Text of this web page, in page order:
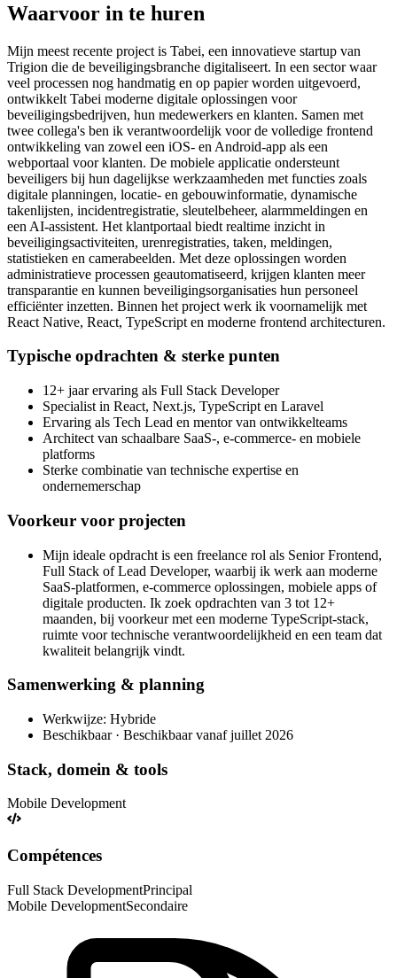
Waarvoor in te huren
Mijn meest recente project is Tabei, een innovatieve startup van
Trigion die de beveiligingsbranche digitaliseert. In een sector waar
veel processen nog handmatig en op papier worden uitgevoerd,
ontwikkelt Tabei moderne digitale oplossingen voor
beveiligingsbedrijven, hun medewerkers en klanten. Samen met
twee collega's ben ik verantwoordelijk voor de volledige frontend
ontwikkeling van zowel een iOS- en Android-app als een
webportaal voor klanten. De mobiele applicatie ondersteunt
beveiligers bij hun dagelijkse werkzaamheden met functies zoals
digitale planningen, locatie- en gebouwinformatie, dynamische
takenlijsten, incidentregistratie, sleutelbeheer, alarmmeldingen en
een AI-assistent. Het klantportaal biedt realtime inzicht in
beveiligingsactiviteiten, urenregistraties, taken, meldingen,
statistieken en camerabeelden. Met deze oplossingen worden
administratieve processen geautomatiseerd, krijgen klanten meer
transparantie en kunnen beveiligingsorganisaties hun personeel
efficiënter inzetten. Binnen het project werk ik voornamelijk met
React Native, React, TypeScript en moderne frontend architecturen.
Typische opdrachten & sterke punten
12+ jaar ervaring als Full Stack Developer
Specialist in React, Next.js, TypeScript en Laravel
Ervaring als Tech Lead en mentor van ontwikkelteams
Architect van schaalbare SaaS-, e-commerce- en mobiele
platforms
Sterke combinatie van technische expertise en
ondernemerschap
Voorkeur voor projecten
Mijn ideale opdracht is een freelance rol als Senior Frontend,
Full Stack of Lead Developer, waarbij ik werk aan moderne
SaaS-platformen, e-commerce oplossingen, mobiele apps of
digitale producten. Ik zoek opdrachten van 3 tot 12+
maanden, bij voorkeur met een moderne TypeScript-stack,
ruimte voor technische verantwoordelijkheid en een team dat
kwaliteit belangrijk vindt.
Samenwerking & planning
Werkwijze: Hybride
Beschikbaar · Beschikbaar vanaf juillet 2026
Stack, domein & tools
Mobile Development
Compétences
Full Stack DevelopmentPrincipal
Mobile DevelopmentSecondaire